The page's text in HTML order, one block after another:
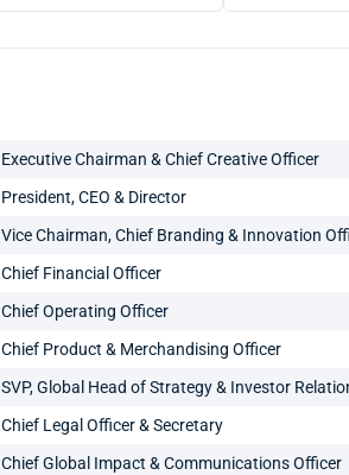
Executive Chairman & Chief Creative Officer
President, CEO & Director
Vice Chairman, Chief Branding & Innovation
Chief Financial Officer
Chief Operating Officer
Chief Product & Merchandising Officer
SVP, Global Head of Strategy & Investor
Chief Legal Officer & Secretary
Chief Global Impact & Communications Officer